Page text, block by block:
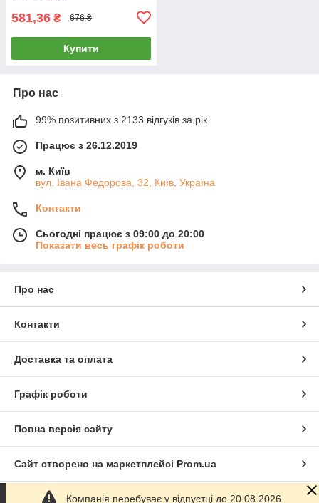
581,36 ₴ 676 ₴
Купити
Про нас
99% позитивних з 2133 відгуків за рік
Працює з 26.12.2019
м. Київ
вул. Івана Федорова, 32, Київ, Україна
Контакти
Сьогодні працює з 09:00 до 20:00
Показати весь графік роботи
Про нас
Контакти
Доставка та оплата
Графік роботи
Повна версія сайту
Сайт створено на маркетплейсі Prom.ua
Політика конфіденційності
Компанія перебуває у відпустці до 20.08.2026.